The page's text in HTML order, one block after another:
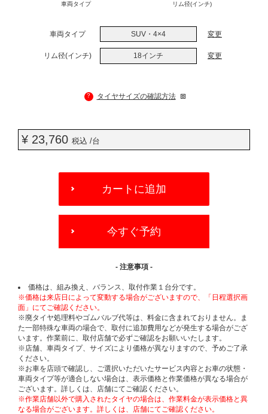
車両タイプ リム径(インチ)
車両タイプ SUV・4×4 変更
リム径(インチ) 18インチ 変更
? タイヤサイズの確認方法
¥ 23,760 税込 /台
OPTIONS
カートに追加
今すぐ予約
- 注意事項 -
価格は、組み換え、バランス、取付作業１台分です。
※価格は来店日によって変動する場合がございますので、「日程選択画
面」にてご確認ください。
※廃タイヤ処理料やゴムバルブ代等は、料金に含まれておりません。ま
た一部特殊な車両の場合で、取付に追加費用などが発生する場合がござ
います。作業前に、取付店舗で必ずご確認をお願いいたします。
※店舗、車両タイプ、サイズにより価格が異なりますので、予めご了承
ください。
※お車を店頭で確認し、ご選択いただいたサービス内容とお車の状態・
車両タイプ等が適合しない場合は、表示価格と作業価格が異なる場合が
ございます。詳しくは、店舗にてご確認ください。
※作業店舗以外で購入されたタイヤの場合は、作業料金が表示価格と異
なる場合がございます。詳しくは、店舗にてご確認ください。